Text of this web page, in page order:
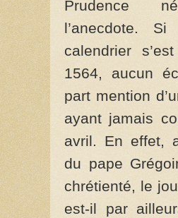
Prudence
l’anecdote. Si
calendrier
1564, aucun
part mention
ayant jamais
avril. En effet,
du pape
chrétienté, le
est-il par